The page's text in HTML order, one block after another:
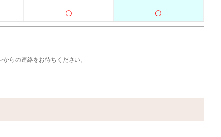
らの連絡をお待ちください。